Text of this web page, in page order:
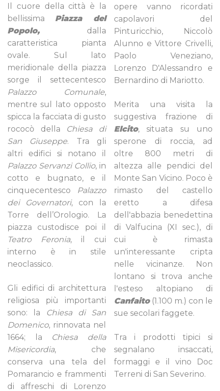
Il cuore della città è la
bellissima Piazza del
Popolo, dalla
caratteristica pianta
ovale. Sul lato
meridionale della piazza
sorge il settecentesco
Palazzo Comunale,
mentre sul lato opposto
spicca la facciata di gusto
rococò della
Chiesa di
San Giuseppe. Tra gli
altri edifici si notano il
Palazzo Servanzi Collio, in
cotto e bugnato, e il
cinquecentesco
Palazzo
dei Governatori, con la
Torre dell’Orologio. La
piazza custodisce poi il
Teatro Feronia, il cui
interno è in stile
neoclassico.
Gli edifici di architettura
religiosa più importanti
sono: la Chiesa di San
Domenico, rinnovata nel
1664; la
Chiesa della
Misericordia, che
conserva una tela del
Pomarancio e frammenti
di affreschi di Lorenzo
opere vanno ricordati
capolavori del
Pinturicchio, Niccolò
Alunno e Vittore Crivelli,
Paolo Veneziano,
Lorenzo D'Alessandro e
Bernardino di Mariotto.
Merita una visita la
suggestiva frazione di
Elcito, situata su uno
sperone di roccia, ad
oltre 800 metri di
altezza alle pendici del
Monte San Vicino. Poco è
rimasto del castello
eretto a difesa
dell'abbazia benedettina
di Valfucina (XI sec.), di
cui è rimasta
un'interessante cripta
nelle vicinanze. Non
lontano si trova anche
l'esteso altopiano di
Canfaito(1.100 m.) con le
sue secolari faggete.
Tra i prodotti tipici si
segnalano insaccati,
formaggi e il vino Doc
Terreni di San Severino.